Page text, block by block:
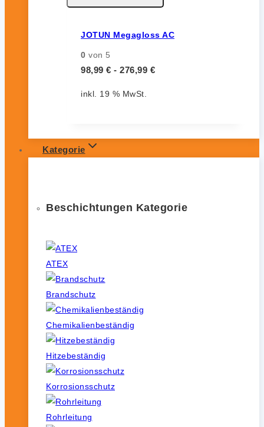
JOTUN Megagloss AC
0 von 5
98,99 € - 276,99 €
inkl. 19 % MwSt.
Kategorie
Beschichtungen Kategorie
ATEX
Brandschutz
Chemikalienbeständig
Hitzebeständig
Korrosionsschutz
Rohrleitung